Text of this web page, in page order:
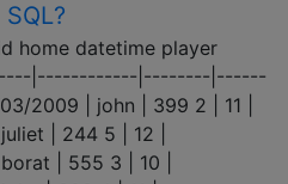
home datetime player
|------------|--------|------
2009 | john | 399 2 | 11 |
| 244 5 | 12 |
| 555 3 | 10 |